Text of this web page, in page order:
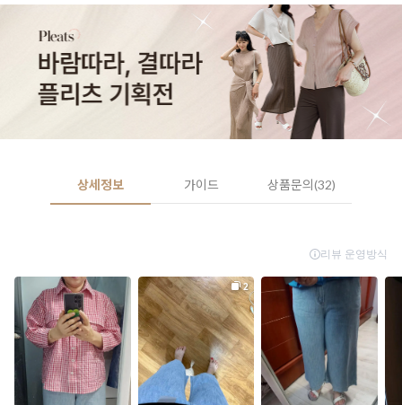
상세정보 가이드 상품문의(32)